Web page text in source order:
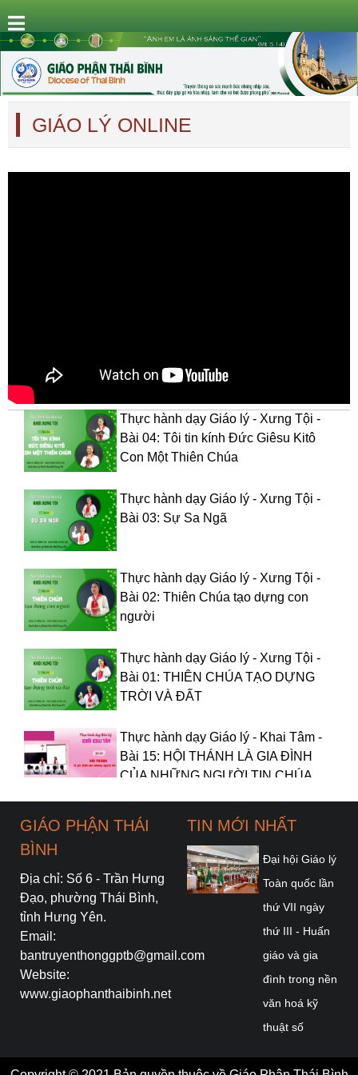
GIÁO LÝ ONLINE
Thực hành dạy Giáo lý - Xưng Tội -
Bài 04: Tôi tin kính Đức Giêsu Kitô
Con Một Thiên Chúa
Thực hành dạy Giáo lý - Xưng Tội -
Bài 03: Sự Sa Ngã
Thực hành dạy Giáo lý - Xưng Tội -
Bài 02: Thiên Chúa tạo dựng con
người
Thực hành dạy Giáo lý - Xưng Tội -
Bài 01: THIÊN CHÚA TẠO DỰNG
TRỜI VÀ ĐẤT
Thực hành dạy Giáo lý - Khai Tâm -
Bài 15: HỘI THÁNH LÀ GIA ĐÌNH
CỦA NHỮNG NGƯỜI TIN CHÚA
Thực hành dạy Giáo lý - Khai Tâm -
Thực hành dạy Giáo lý – Khối Khai
Tâm - Bài 11: Chúa Giêsu sống lại
Thực hành dạy Giáo lý - Khối Khai
Tâm - Bài 10: CHÚA GIÊSU CHẾT
GIÁO PHẬN THÁI
BÌNH
Địa chỉ: Số 6 - Trần Hưng
Đạo, phường Thái Bình,
tỉnh Hưng Yên.
Email:
bantruyenthonggptb@gmail.com
Website:
www.giaophanthaibinh.net
TIN MỚI NHẤT
Đại hội Giáo lý
Toàn quốc lần
thứ VII ngày
thứ III - Huấn
giáo và gia
đình trong nền
văn hoá kỹ
thuật số
Trồng cây đức